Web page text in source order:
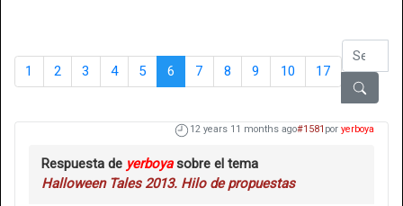
1 2 3 4 5 6 7 8 9 10 17
12 years 11 months ago#1581 por yerboya
Respuesta de yerboyasobre el tema
Halloween Tales 2013. Hilo de propuestas